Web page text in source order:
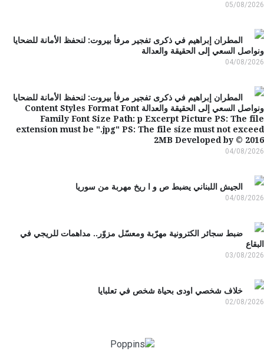
05/08/
المطران إبراهيم في ذكرى تفجير مرفأ بيروت: لنحفظ الأمانة للضحايا
السعي إلى الحقيقة والعدالة
04/08/
المطران إبراهيم في ذكرى تفجير مرفأ بيروت: لنحفظ الأمانة للضحايا
ونواصل السعي إلى الحقيقة والعدالة Content Styles Format Font
Family Font Size Path: p Excerpt Picture PS: The
extension must be ".jpg" PS: The file size must not
2MB Developed by ©
04/08/
الجيش اللبناني يضبط ص و ا ريخ مهربة من سوريا
04/08/
ضبط سجائر الكترونية مهرّبة ومعسّل مزوّر.. مداهمات للريجي في
03/08/
خلاف شخصي اودى بحياة شخص في تعلبايا
02/08/